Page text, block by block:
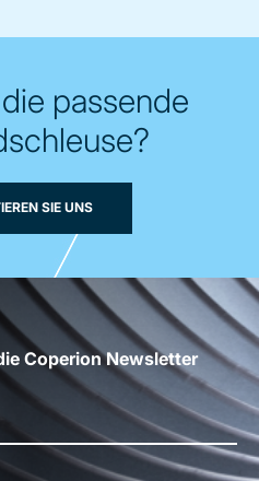
passende
SIE UNS
Coperion Newsletter